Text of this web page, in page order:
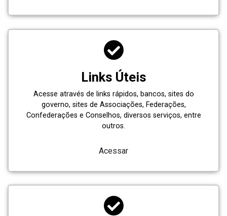
Links Úteis
Acesse através de links rápidos, bancos, sites do
governo, sites de Associações, Federações,
Confederações e Conselhos, diversos serviços, entre
outros.
Acessar